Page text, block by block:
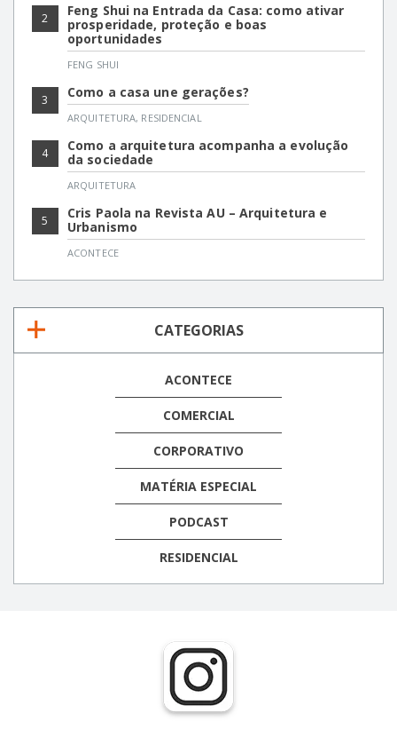
2
Feng Shui na Entrada da Casa: como ativar
prosperidade, proteção e boas
oportunidades
FENG SHUI
3 Como a casa une gerações?
ARQUITETURA, RESIDENCIAL
4
Como a arquitetura acompanha a evolução
da sociedade
ARQUITETURA
5
Cris Paola na Revista AU – Arquitetura e
Urbanismo
ACONTECE
CATEGORIAS
ACONTECE
COMERCIAL
CORPORATIVO
MATÉRIA ESPECIAL
PODCAST
RESIDENCIAL